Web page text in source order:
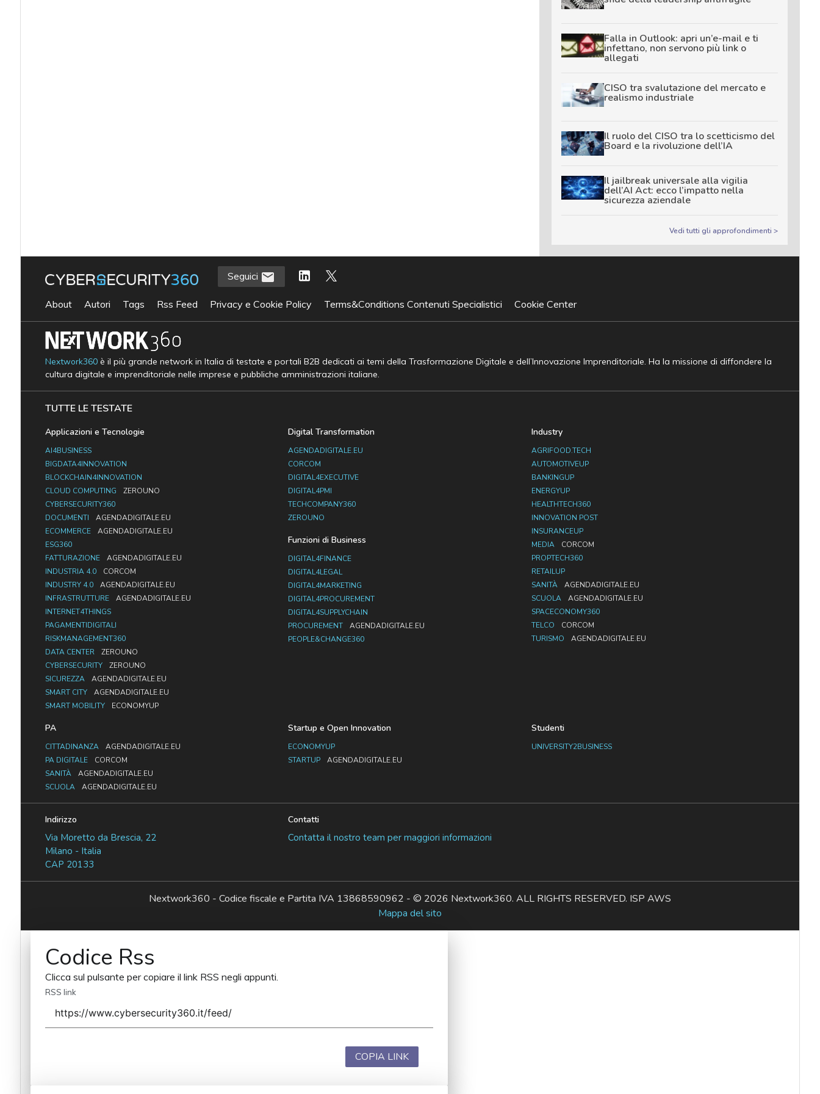
Falla in Outlook: apri un’e-mail e ti
infettano, non servono più link o
allegati
CISO tra svalutazione del mercato e
realismo industriale
Il ruolo del CISO tra lo scetticismo del
Board e la rivoluzione dell’IA
Il jailbreak universale alla vigilia
dell’AI Act: ecco l’impatto nella
sicurezza aziendale
Vedi tutti gli approfondimenti >
Seguici
About Autori Tags Rss Feed Privacy e Cookie Policy Terms&Conditions Contenuti Specialistici Cookie Center
Nextwork360è il più grande network in Italia di testate e portali B2B dedicati ai temi della Trasformazione Digitale e dell’Innovazione Imprenditoriale. Ha la missione di diffondere la
cultura digitale e imprenditoriale nelle imprese e pubbliche amministrazioni italiane.
TUTTE LE TESTATE
Applicazioni e Tecnologie
AI4BUSINESS
BIGDATA4INNOVATION
BLOCKCHAIN4INNOVATION
CLOUD COMPUTING
ZEROUNO
CYBERSECURITY360
DOCUMENTI
AGENDADIGITALE.EU
ECOMMERCE
AGENDADIGITALE.EU
ESG360
FATTURAZIONE
AGENDADIGITALE.EU
INDUSTRIA 4.0
CORCOM
INDUSTRY 4.0
AGENDADIGITALE.EU
INFRASTRUTTURE
AGENDADIGITALE.EU
INTERNET4THINGS
PAGAMENTIDIGITALI
RISKMANAGEMENT360
DATA CENTER
ZEROUNO
CYBERSECURITY
ZEROUNO
SICUREZZA
AGENDADIGITALE.EU
SMART CITY
AGENDADIGITALE.EU
SMART MOBILITY
ECONOMYUP
Digital Transformation
AGENDADIGITALE.EU
CORCOM
DIGITAL4EXECUTIVE
DIGITAL4PMI
TECHCOMPANY360
ZEROUNO
Funzioni di Business
DIGITAL4FINANCE
DIGITAL4LEGAL
DIGITAL4MARKETING
DIGITAL4PROCUREMENT
DIGITAL4SUPPLYCHAIN
PROCUREMENT
AGENDADIGITALE.EU
PEOPLE&CHANGE360
Industry
AGRIFOOD.TECH
AUTOMOTIVEUP
BANKINGUP
ENERGYUP
HEALTHTECH360
INNOVATION POST
INSURANCEUP
MEDIA
CORCOM
PROPTECH360
RETAILUP
SANITÀ
AGENDADIGITALE.EU
SCUOLA
AGENDADIGITALE.EU
SPACECONOMY360
TELCO
CORCOM
TURISMO
AGENDADIGITALE.EU
PA
CITTADINANZA
AGENDADIGITALE.EU
PA DIGITALE
CORCOM
SANITÀ
AGENDADIGITALE.EU
SCUOLA
AGENDADIGITALE.EU
Startup e Open Innovation
ECONOMYUP
STARTUP
AGENDADIGITALE.EU
Studenti
UNIVERSITY2BUSINESS
Indirizzo
Via Moretto da Brescia, 22
Milano - Italia
CAP 20133
Contatti
Contatta il nostro team per maggiori informazioni
Nextwork360 - Codice fiscale e Partita IVA 13868590962 - © 2026 Nextwork360. ALL RIGHTS RESERVED. ISP AWS
Mappa del sito
Codice Rss
Clicca sul pulsante per copiare il link RSS negli appunti.
RSS link
COPIA LINK